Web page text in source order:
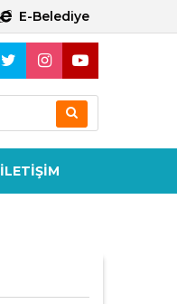
E-Belediye
İLETİŞİM